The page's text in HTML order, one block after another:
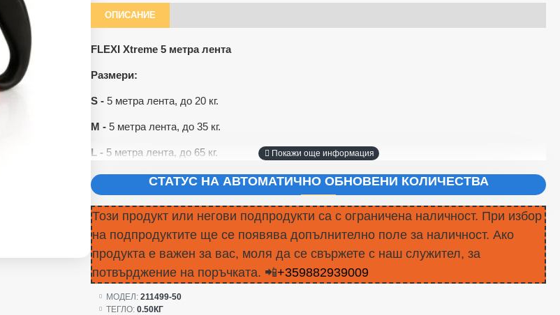
ОПИСАНИЕ
FLEXI Xtreme 5 метра лента
Размери:
S - 5 метра лента, до 20 кг.
M - 5 метра лента, до 35 кг.
L - 5 метра лента, до 65 кг.
СТАТУС НА АВТОМАТИЧНО ОБНОВЕНИ КОЛИЧЕСТВА
Този продукт или негови подпродукти са с ограничена наличност. При избор
на подпродуктите ще се появява допълнително поле за наличност. Ако
продукта е важен за вас, моля да се свържете с наш служител, за
потвърджение на поръчката. 📲+359882939009
МОДЕЛ: 211499-50
ТЕГЛО: 0.50КГ